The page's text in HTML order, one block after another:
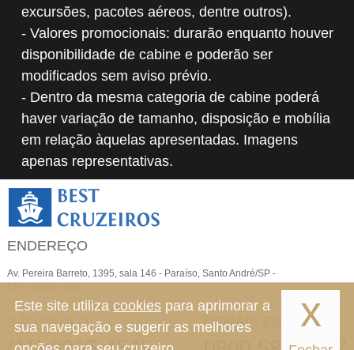
excursões, pacotes aéreos, dentre outros).
- Valores promocionais: durarão enquanto houver
disponibilidade de cabine e poderão ser
modificados sem aviso prévio.
- Dentro da mesma categoria de cabine poderá
haver variação de tamanho, disposição e mobília
em relação àquelas apresentadas. Imagens
apenas representativas.
ENDEREÇO
Av. Pereira Barreto, 1395, sala 146 - Paraíso, Santo André/SP -
SÃO PAULO DEMAIS ESTADOS
x
Este site utiliza cookies para aprimorar a
sua navegação e sugerir as melhores